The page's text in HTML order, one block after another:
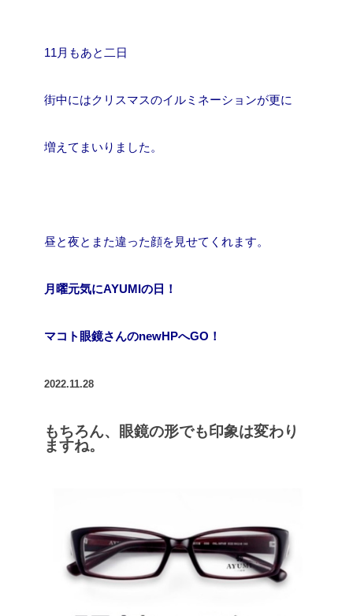
11月もあと二日
街中にはクリスマスのイルミネーションが更に
増えてまいりました。
昼と夜とまた違った顔を見せてくれます。
月曜元気にAYUMIの日！
マコト眼鏡さんのnewHPへGO！
2022.11.28
もちろん、眼鏡の形でも印象は変わり
ますね。